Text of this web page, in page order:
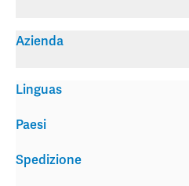
Azienda
Spedizione
Linguas
Paesi